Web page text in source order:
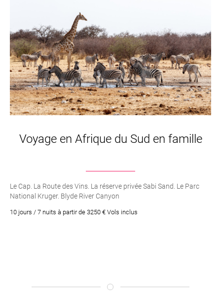
Les voyageurs peuvent également profiter de soins de spa
et de dîners romantiques sous les étoiles. L’Azura
Benguerra se targue également d’être écologiquement
responsable et de soutenir les communautés locales.
Voyage en Afrique du Sud en famille
Le Cap. La Route des Vins. La réserve privée Sabi Sand. Le Parc
National Kruger. Blyde River Canyon
10 jours / 7 nuits à partir de 3250 € Vols inclus